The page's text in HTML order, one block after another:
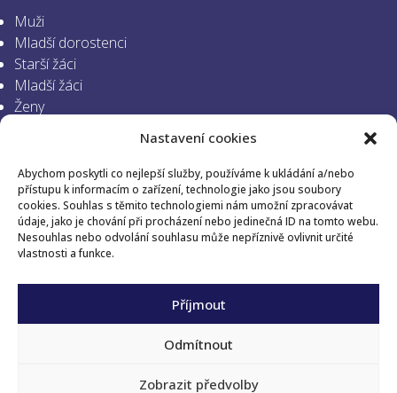
Nastavení cookies
Abychom poskytli co nejlepší služby, používáme k ukládání a/nebo
přístupu k informacím o zařízení, technologie jako jsou soubory
cookies. Souhlas s těmito technologiemi nám umožní zpracovávat
údaje, jako je chování při procházení nebo jedinečná ID na tomto webu.
Nesouhlas nebo odvolání souhlasu může nepříznivě ovlivnit určité
vlastnosti a funkce.
Příjmout
Odmítnout
Zobrazit předvolby
Muži
Mladší dorostenci
Starší žáci
Mladší žáci
Ženy
Mladší žákyně
Minižactvo
SLEDUJTE NÁS
© 2024 HK Ivančice, z.s. |Tvorba webových stránek: NET
Zásady zpracování osobních údajů